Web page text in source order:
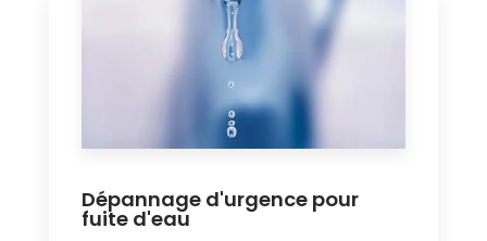
Dépannage d'urgence pour
fuite d'eau